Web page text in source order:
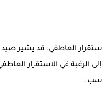
العاطفي: قد يشير صيد
الرغبة في الاستقرار